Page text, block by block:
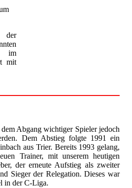
im
mit
Abgang wichtiger Spieler jedoch
Dem Abstieg folgte 1991 ein
aus Trier. Bereits 1993 gelang,
Trainer, mit unserem heutigen
der erneute Aufstieg als zweiter
Sieger der Relegation. Dieses war
in der C-Liga.